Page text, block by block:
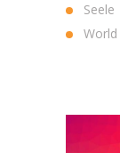
Seele